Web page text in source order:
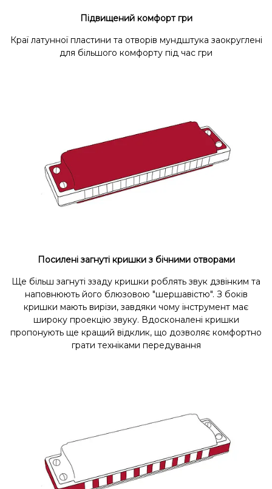
Підвищений комфорт гри
Краї латунної пластини та отворів мундштука заокруглені
для більшого комфорту під час гри
Посилені загнуті кришки з бічними отворами
Ще більш загнуті ззаду кришки роблять звук дзвінким та
наповнюють його блюзовою "шершавістю". З боків
кришки мають вирізи, завдяки чому інструмент має
широку проекцію звуку. Вдосконалені кришки
пропонують ще кращий відклик, що дозволяє комфортно
грати техніками передування